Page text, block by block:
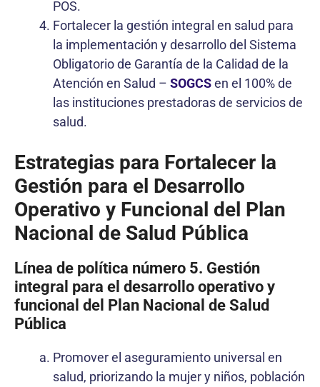
POS.
Fortalecer la gestión integral en salud para
la implementación y desarrollo del Sistema
Obligatorio de Garantía de la Calidad de la
Atención en Salud – SOGCSen el 100% de
las instituciones prestadoras de servicios de
salud.
Estrategias para Fortalecer la
Gestión para el Desarrollo
Operativo y Funcional del Plan
Nacional de Salud Pública
Línea de política número 5. Gestión
integral para el desarrollo operativo y
funcional del Plan Nacional de Salud
Pública
Promover el aseguramiento universal en
salud, priorizando la mujer y niños, población